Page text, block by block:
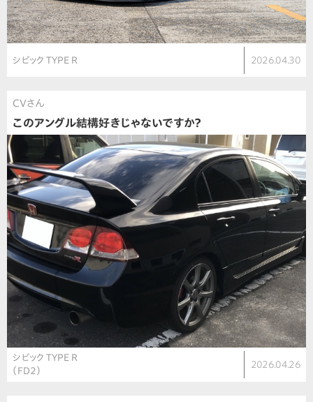
シビック TYPE R 2026.04.30
CVさん
このアングル結構好きじゃないですか？
シビック TYPE R
（FD2）
2026.04.26